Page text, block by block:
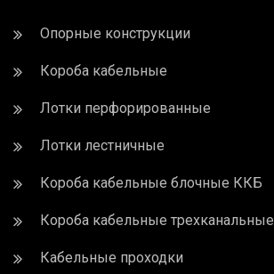
Опорные конструкции
Короба кабельные
Лотки перфорированные
Лотки лестничные
Короба кабельные блочные ККБ
Короба кабельные трехканальные
Кабельные проходки